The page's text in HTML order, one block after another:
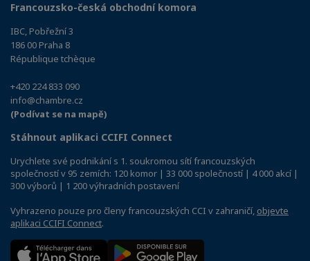
Francouzsko-česká obchodní komora
IBC, Pobřežní 3
186 00 Praha 8
République tchèque
+420 224 833 090
info@chambre.cz
(Podívat se na mapě)
Stáhnout aplikaci CCIFI Connect
Urychlete své podnikání s 1. soukromou sítí francouzských
společností v 95 zemích: 120 komor | 33 000 společností | 4 000 akcí |
300 výborů | 1 200 výhradních postavení
Vyhrazeno pouze pro členy francouzských CCI v zahraničí, objevte
aplikaci CCIFI Connect.